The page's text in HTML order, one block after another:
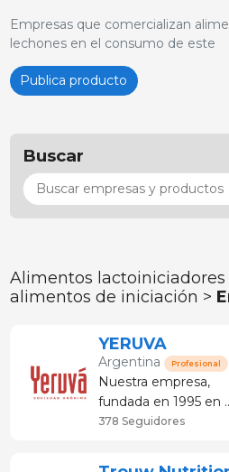
Empresas que comercializan
lechones en el consumo de este
Publica producto
Buscar
Alimentos lactoiniciadores
alimentos de iniciación >
YERUVA
Argentina Profesional
Nuestra empresa,
fundada en 1995 en
Región Centro de
en la investigación y
378 Seguidores